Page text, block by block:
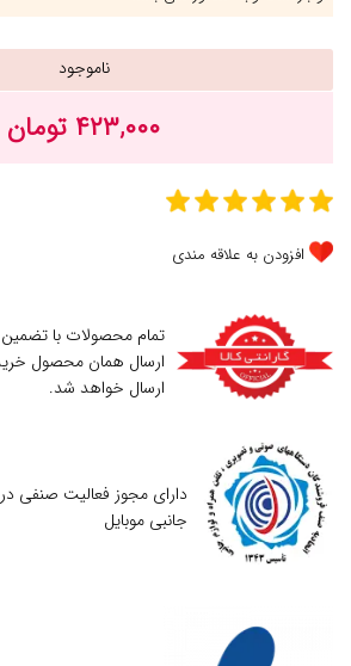
ناموجود
۴۲۳,۰۰۰ تومان
افزودن به علاقه مندی
تمام محصولات با
ارسال همان محصول
ارسال خواهد شد.
دارای مجوز فعالیت صنفی
جانبی موبایل